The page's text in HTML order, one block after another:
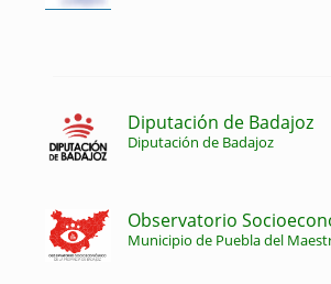
Diputación de Badajoz
Diputación de Badajoz
Observatorio
Municipio de Puebla del